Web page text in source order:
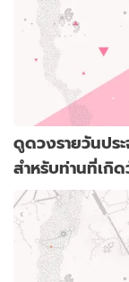
ดูดวงรายวันปร
สำหรับท่านที่เกิ